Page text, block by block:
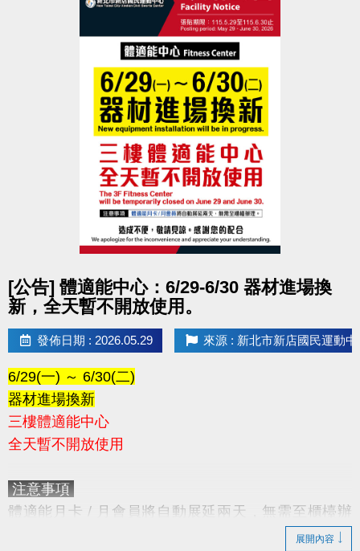
[公告] 體適能中心：6/29-6/30 器材進場換
新，全天暫不開放使用。
發佈日期 : 2026.05.29 來源 : 新北市新店國民運動中
6/29(一) ～ 6/30(二)
器材進場換新
三樓體適能中心
全天暫不開放使用
注意事項
體適能月卡 / 月會員將自動展延兩天，無需至櫃檯辦
展開內容